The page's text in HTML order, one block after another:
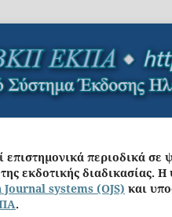
επιστημονικά περιοδικά
εκδοτικής διαδικασίας. Η
Journal systems (OJS) και
.